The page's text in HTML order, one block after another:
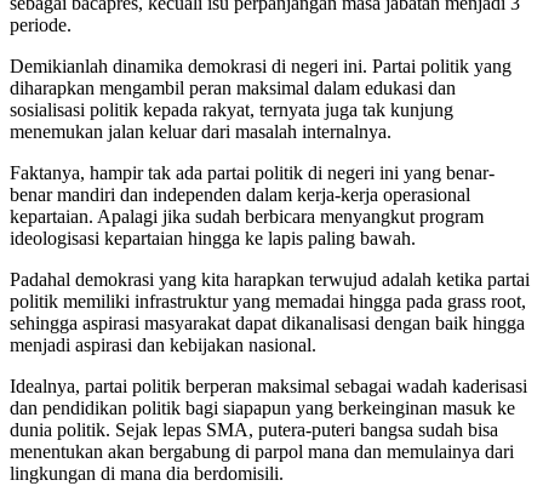
periode.
Demikianlah dinamika demokrasi di negeri ini. Partai politik yang
diharapkan mengambil peran maksimal dalam edukasi dan
sosialisasi politik kepada rakyat, ternyata juga tak kunjung
menemukan jalan keluar dari masalah internalnya.
Faktanya, hampir tak ada partai politik di negeri ini yang benar-
benar mandiri dan independen dalam kerja-kerja operasional
kepartaian. Apalagi jika sudah berbicara menyangkut program
ideologisasi kepartaian hingga ke lapis paling bawah.
Padahal demokrasi yang kita harapkan terwujud adalah ketika partai
politik memiliki infrastruktur yang memadai hingga pada grass root,
sehingga aspirasi masyarakat dapat dikanalisasi dengan baik hingga
menjadi aspirasi dan kebijakan nasional.
Idealnya, partai politik berperan maksimal sebagai wadah kaderisasi
dan pendidikan politik bagi siapapun yang berkeinginan masuk ke
dunia politik. Sejak lepas SMA, putera-puteri bangsa sudah bisa
menentukan akan bergabung di parpol mana dan memulainya dari
lingkungan di mana dia berdomisili.